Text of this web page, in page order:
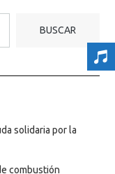
BUSCAR
solidaria por la
combustión